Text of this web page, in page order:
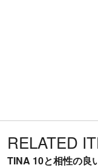
RELATED
TINA 10と相性の良